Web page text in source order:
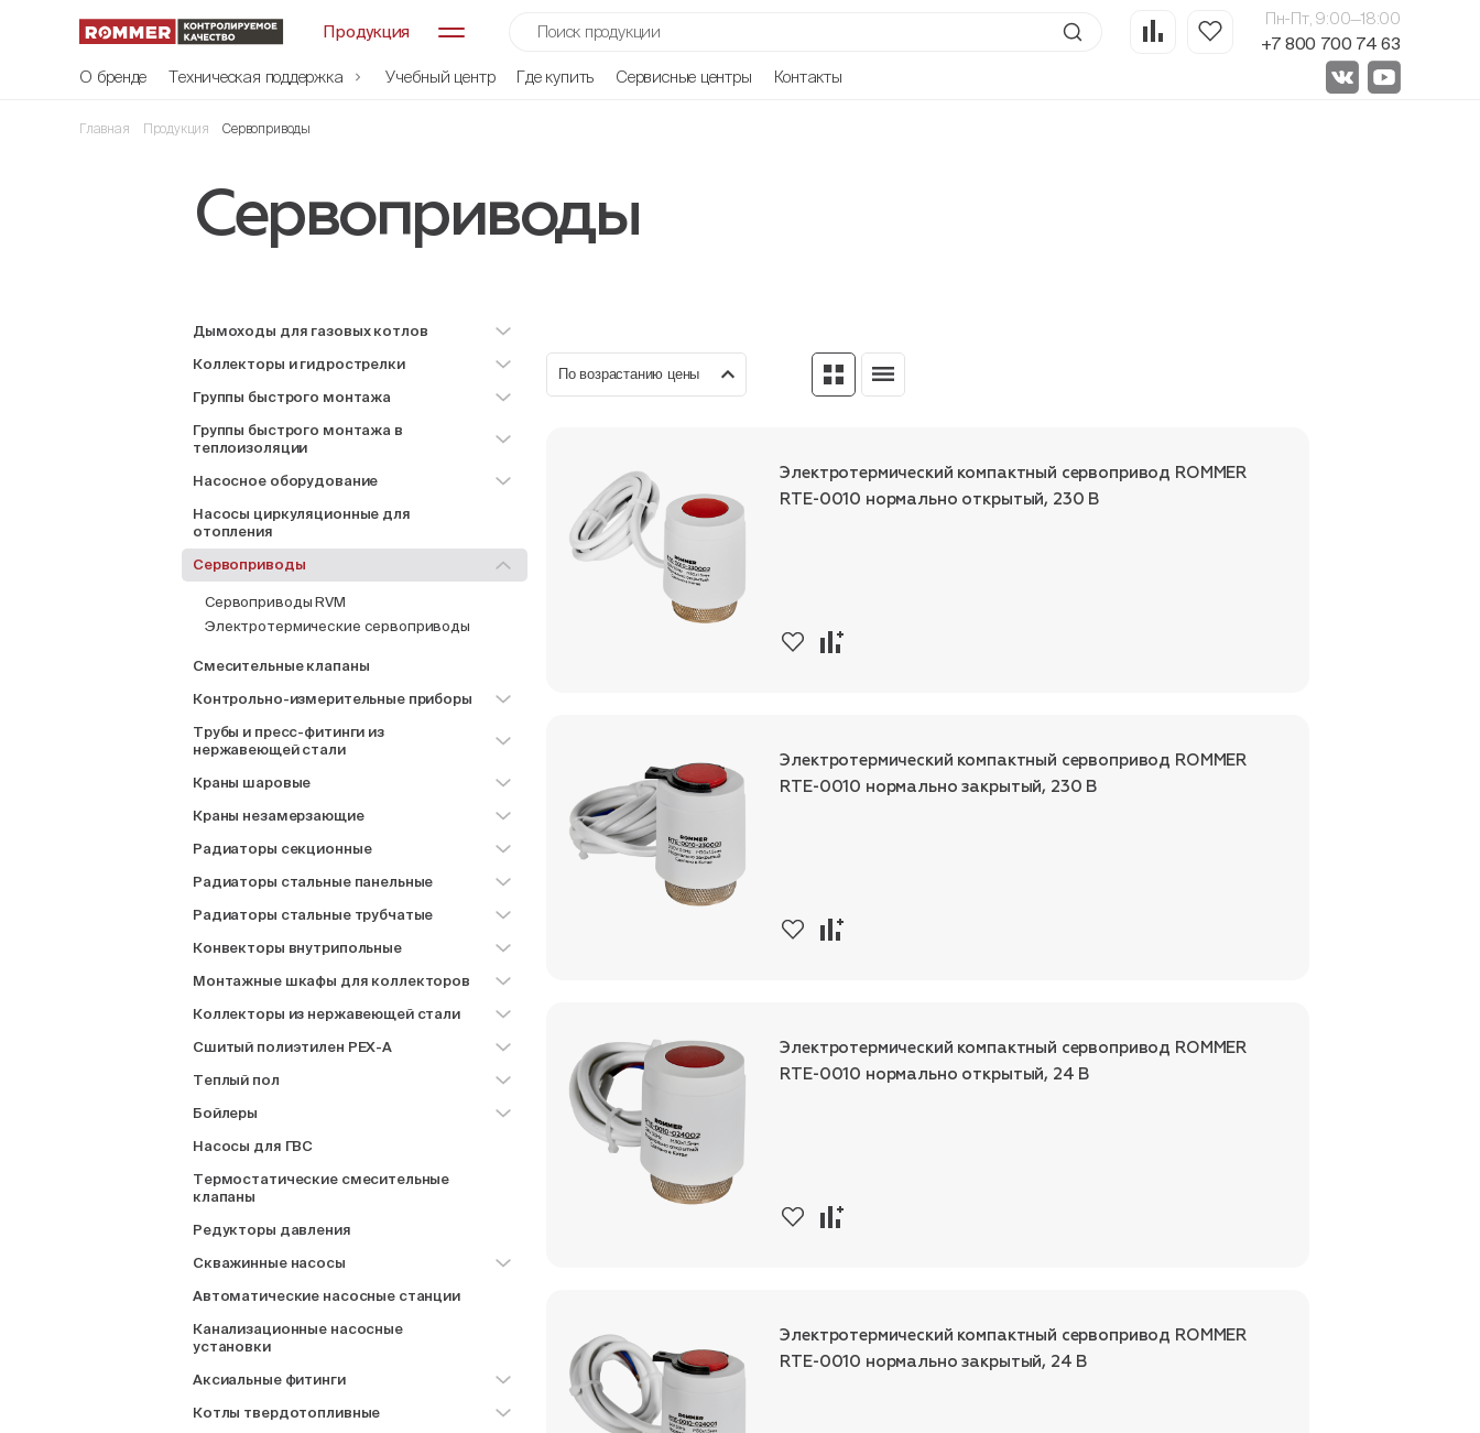
Продукция
Пн-Пт, 9:00—18:00
+7 800 700 74 63
О бренде
Техническая поддержка Учебный центр Где купить Сервисные центры Контакты
Главная Продукция Сервоприводы
Сервоприводы
Дымоходы для газовых котлов
Коллекторы и гидрострелки
Группы быстрого монтажа
Группы быстрого монтажа в
теплоизоляции
Насосное оборудование
Насосы циркуляционные для
отопления
Сервоприводы
Сервоприводы RVM
Электротермические сервоприводы
Смесительные клапаны
Контрольно-измерительные приборы
Трубы и пресс-фитинги из
нержавеющей стали
Краны шаровые
Краны незамерзающие
Радиаторы секционные
Радиаторы стальные панельные
Радиаторы стальные трубчатые
Конвекторы внутрипольные
Монтажные шкафы для коллекторов
Коллекторы из нержавеющей стали
Сшитый полиэтилен PEX-A
Теплый пол
Бойлеры
Насосы для ГВС
Термостатические смесительные
клапаны
Редукторы давления
Скважинные насосы
Автоматические насосные станции
Канализационные насосные
установки
Аксиальные фитинги
Котлы твердотопливные
По возрастанию цены
Электротермический компактный сервопривод ROMMER
RTE-0010 нормально открытый, 230 В
Электротермический компактный сервопривод ROMMER
RTE-0010 нормально закрытый, 230 В
Электротермический компактный сервопривод ROMMER
RTE-0010 нормально открытый, 24 В
Электротермический компактный сервопривод ROMMER
RTE-0010 нормально закрытый, 24 В